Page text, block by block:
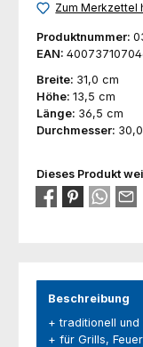
Zum Merkzettel
Produktnummer:
EAN:
Breite: 31,0 cm
Höhe: 13,5 cm
Länge: 36,5 cm
Durchmesser:
Dieses Produkt
Beschreibung
+ traditionell
+ für Grills,